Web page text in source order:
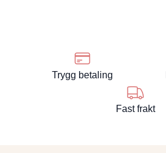
Trygg betaling
Fast frakt